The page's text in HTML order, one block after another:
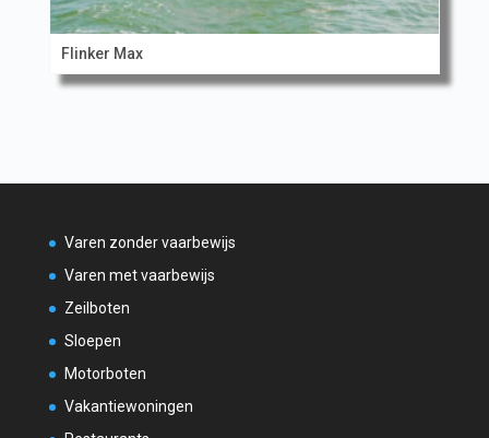
Flinker Max
Varen zonder vaarbewijs
Varen met vaarbewijs
Zeilboten
Sloepen
Motorboten
Vakantiewoningen